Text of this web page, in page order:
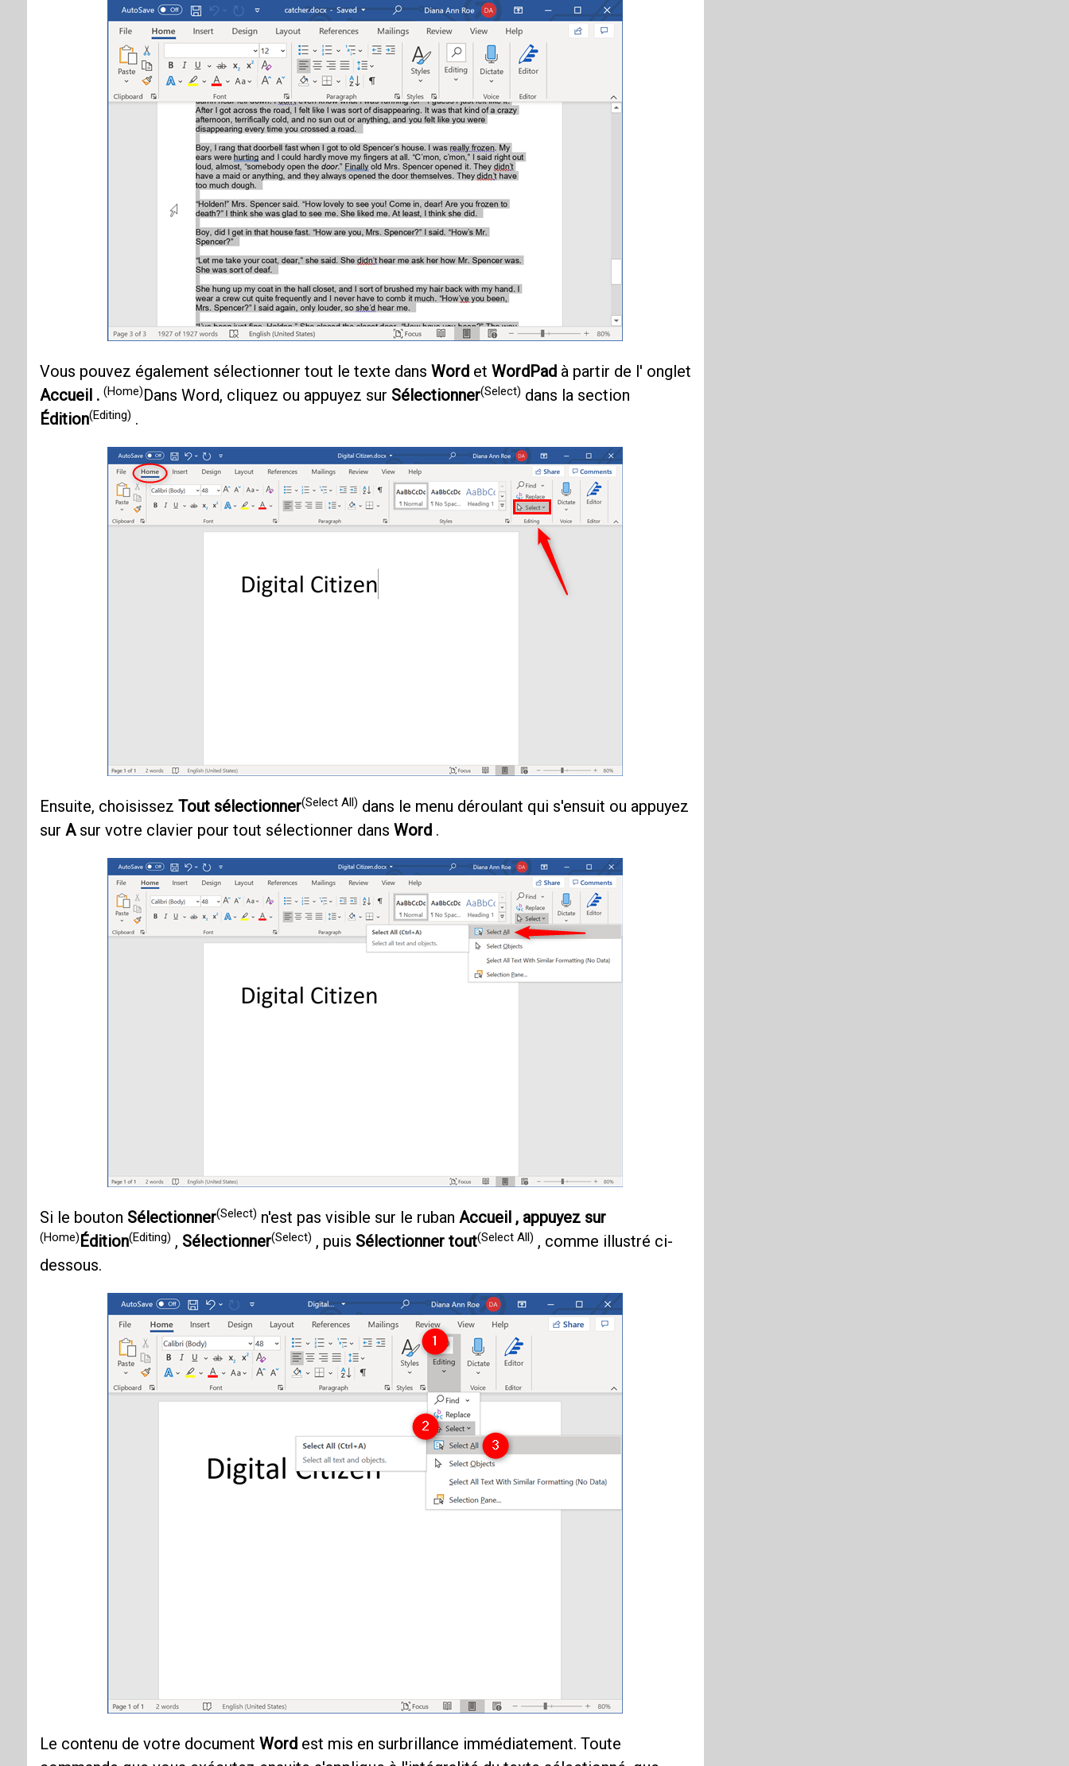
Vous pouvez également sélectionner tout le texte dans Wordet WordPadà partir de l' onglet
Accueil . (Home)Dans Word, cliquez ou appuyez sur Sélectionner(Select) dans la section
Édition(Editing) .
Ensuite, choisissez Tout sélectionner(Select All) dans le menu déroulant qui s'ensuit ou appuyez
sur Asur votre clavier pour tout sélectionner dans Word.
Si le bouton Sélectionner(Select) n'est pas visible sur le ruban Accueil , appuyez sur
(Home)Édition(Editing) , Sélectionner(Select) , puis Sélectionner tout(Select All) , comme illustré ci-
dessous.
Le contenu de votre document Wordest mis en surbrillance immédiatement. Toute